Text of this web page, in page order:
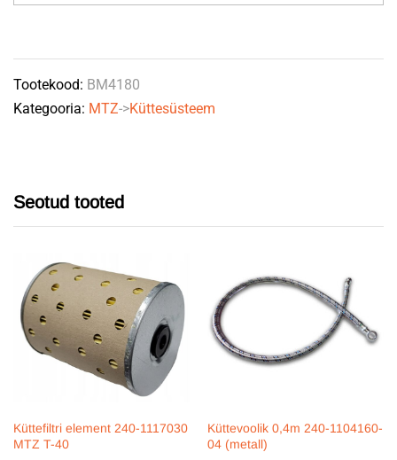
1104180
quantity
Tootekood: BM4180
Kategooria: MTZ->Küttesüsteem
Seotud tooted
Küttefiltri element 240-1117030
MTZ T-40
Küttevoolik 0,4m 240-1104160-
04 (metall)